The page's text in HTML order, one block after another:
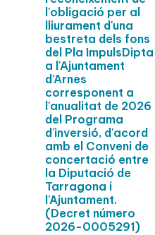
l'obligació per al
lliurament d'una
bestreta dels fons
del Pla ImpulsDipta
a l'Ajuntament
d'Arnes
corresponent a
l'anualitat de 2026
del Programa
d'inversió, d'acord
amb el Conveni de
concertació entre
la Diputació de
Tarragona i
l'Ajuntament.
(Decret número
2026-0005291)